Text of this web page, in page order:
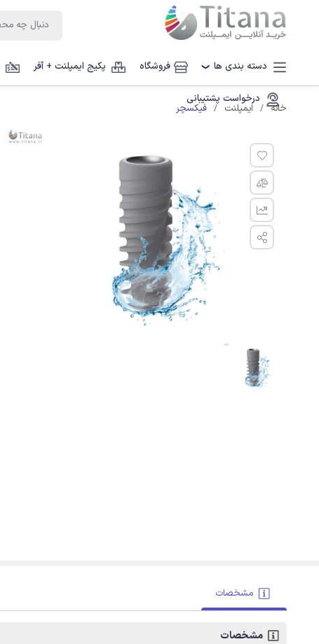
دسته بندی ها ❯ فروشگاه پکیج ایمپلنت + آفر
درخواست پشتیبانی
خانه ایمپلنت فیکسچر
مشخصات
مشخصات